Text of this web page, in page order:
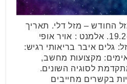
החודש – מזל דלי. תאריך
המזל: בין ה-20.1 ועד ל-19.2. אלמנט : אויר אופי
גלים איבר בריאותי רגיש:
מקצועות מחשב,
לסוגיה השונים.
בקשרים מחייבים